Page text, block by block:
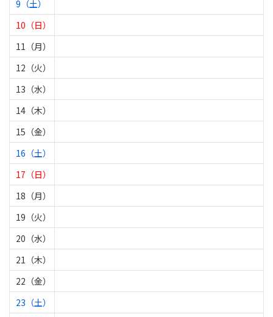
9（土）
10（日）
11（月）
12（火）
13（水）
14（木）
15（金）
16（土）
17（日）
18（月）
19（火）
20（水）
21（木）
22（金）
23（土）